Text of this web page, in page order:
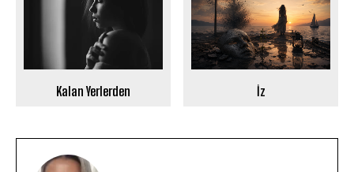
Kalan Yerlerden İz